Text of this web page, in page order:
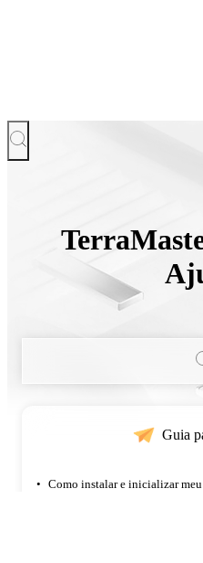
Guia
• Como instalar e inicializar